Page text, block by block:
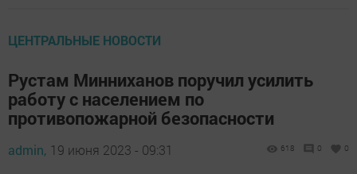
ЦЕНТРАЛЬНЫЕ НОВОСТИ
Рустам Минниханов поручил усилить
работу с населением по
противопожарной безопасности
admin, 19 июня 2023 - 09:31 618 0 0